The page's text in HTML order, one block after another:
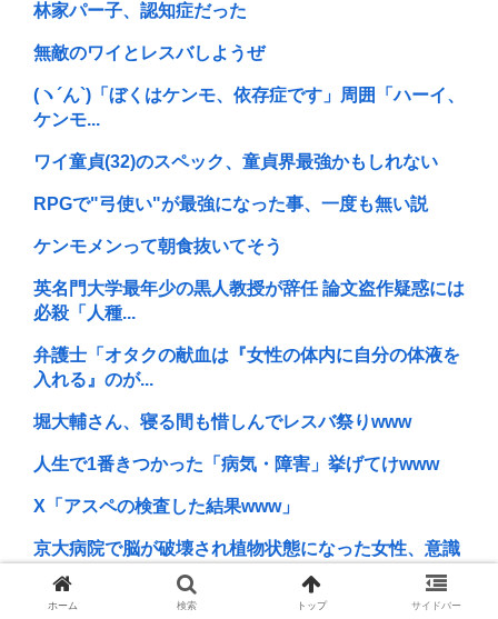
林家パー子、認知症だった
無敵のワイとレスバしようぜ
(ヽ´ん`)「ぼくはケンモ、依存症です」周囲「ハーイ、
ケンモ...
ワイ童貞(32)のスペック、童貞界最強かもしれない
RPGで"弓使い"が最強になった事、一度も無い説
ケンモメンって朝食抜いてそう
英名門大学最年少の黒人教授が辞任 論文盗作疑惑には
必殺「人種...
弁護士「オタクの献血は『女性の体内に自分の体液を
入れる』のが...
堀大輔さん、寝る間も惜しんでレスバ祭りwww
人生で1番きつかった「病気・障害」挙げてけwww
X「アスペの検査した結果www」
京大病院で脳が破壊され植物状態になった女性、意識
は正常なこと...
ホーム 検索 トップ サイドバー